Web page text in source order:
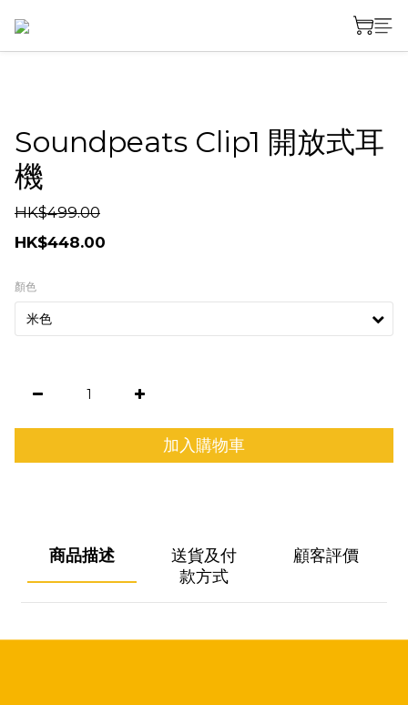
Soundpeats Clip1 開放式耳
機
HK$499.00
HK$448.00
顏色
加入購物車
商品描述
送貨及付
款方式
顧客評價